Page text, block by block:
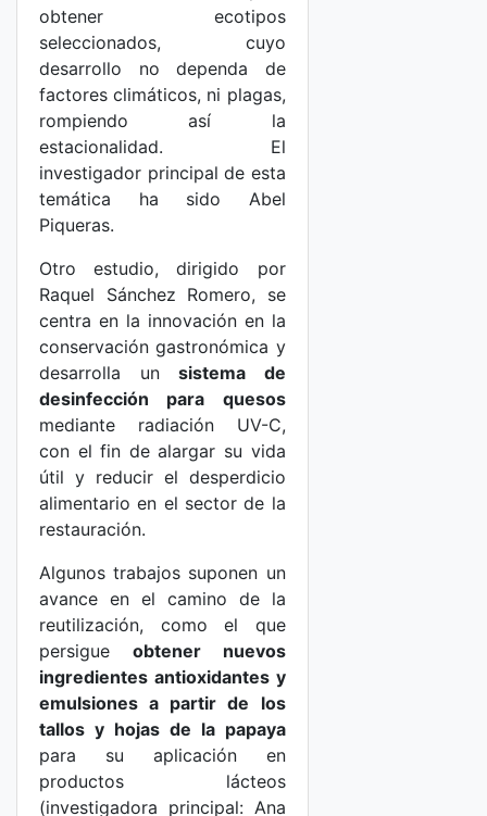
obtener ecotipos
seleccionados, cuyo
desarrollo no dependa de
factores climáticos, ni plagas,
rompiendo así la
estacionalidad. El
investigador principal de esta
temática ha sido Abel
Piqueras.
Otro estudio, dirigido por
Raquel Sánchez Romero, se
centra en la innovación en la
conservación gastronómica y
desarrolla unsistema de
desinfección para quesos
mediante radiación UV-C,
con el fin de alargar su vida
útil y reducir el desperdicio
alimentario en el sector de la
restauración.
Algunos trabajos suponen un
avance en el camino de la
reutilización, como el que
persigue obtener nuevos
ingredientes antioxidantes y
emulsiones a partir de los
tallos y hojas de la papaya
para su aplicación en
productos lácteos
(investigadora principal: Ana